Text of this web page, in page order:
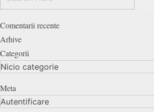
Comentarii recente
Arhive
Categorii
Nicio categorie
Meta
Autentificare